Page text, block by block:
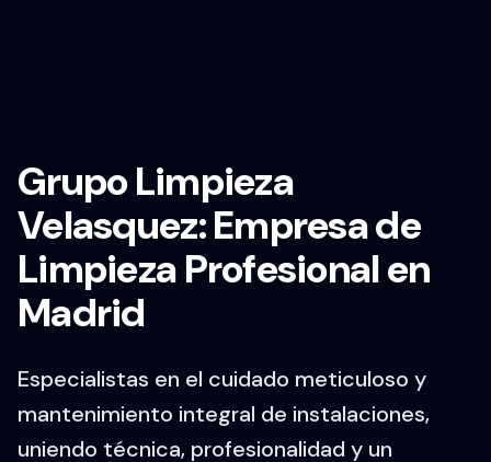
Grupo Limpieza
Velasquez: Empresa de
Limpieza Profesional en
Madrid
Especialistas en el cuidado meticuloso y
mantenimiento integral de instalaciones,
uniendo técnica, profesionalidad y un